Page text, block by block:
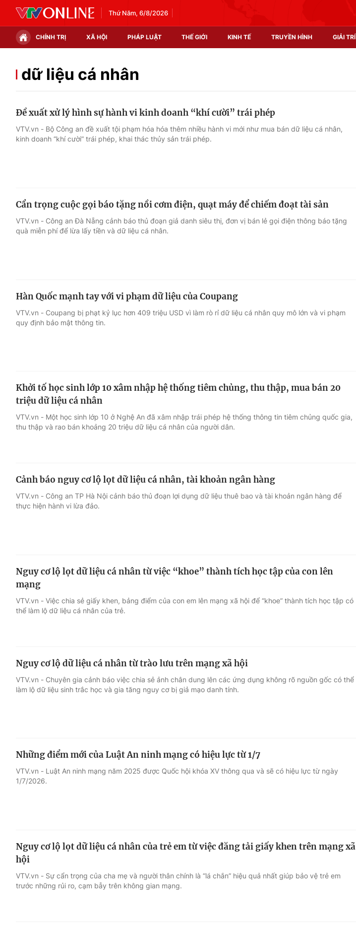
Thứ Năm, 6/8/2026
CHÍNH TRỊ XÃ HỘI PHÁP LUẬT THẾ GIỚI KINH TẾ TRUYỀN HÌNH GIẢI TRÍ
Chính trị
Thế giới đó đây
Thị trường
Giải sao mai
Điện ảnh
Âm nhạc
Sao
Du lịch
Làm đẹp
Học trực tuyến
dữ liệu cá nhân
Đề xuất xử lý hình sự hành vi kinh doanh “khí cười” trái phép
VTV.vn - Bộ Công an đề xuất tội phạm hóa hóa thêm nhiều hành vi mới như mua bán dữ liệu cá nhân,
kinh doanh “khí cười” trái phép, khai thác thủy sản trái phép.
Cẩn trọng cuộc gọi báo tặng nồi cơm điện, quạt máy để chiếm đoạt tài sản
VTV.vn - Công an Đà Nẵng cảnh báo thủ đoạn giả danh siêu thị, đơn vị bán lẻ gọi điện thông báo tặng
quà miễn phí để lừa lấy tiền và dữ liệu cá nhân.
Hàn Quốc mạnh tay với vi phạm dữ liệu của Coupang
VTV.vn - Coupang bị phạt kỷ lục hơn 409 triệu USD vì làm rò rỉ dữ liệu cá nhân quy mô lớn và vi phạm
quy định bảo mật thông tin.
Khởi tố học sinh lớp 10 xâm nhập hệ thống tiêm chủng, thu thập, mua bán 20
triệu dữ liệu cá nhân
VTV.vn - Một học sinh lớp 10 ở Nghệ An đã xâm nhập trái phép hệ thống thông tin tiêm chủng quốc gia,
thu thập và rao bán khoảng 20 triệu dữ liệu cá nhân của người dân.
Cảnh báo nguy cơ lộ lọt dữ liệu cá nhân, tài khoản ngân hàng
VTV.vn - Công an TP Hà Nội cảnh báo thủ đoạn lợi dụng dữ liệu thuê bao và tài khoản ngân hàng để
thực hiện hành vi lừa đảo.
Nguy cơ lộ lọt dữ liệu cá nhân từ việc “khoe” thành tích học tập của con lên
mạng
VTV.vn - Việc chia sẻ giấy khen, bảng điểm của con em lên mạng xã hội để “khoe” thành tích học tập có
thể làm lộ dữ liệu cá nhân của trẻ.
Nguy cơ lộ dữ liệu cá nhân từ trào lưu trên mạng xã hội
VTV.vn - Chuyên gia cảnh báo việc chia sẻ ảnh chân dung lên các ứng dụng không rõ nguồn gốc có thể
làm lộ dữ liệu sinh trắc học và gia tăng nguy cơ bị giả mạo danh tính.
Những điểm mới của Luật An ninh mạng có hiệu lực từ 1/7
VTV.vn - Luật An ninh mạng năm 2025 được Quốc hội khóa XV thông qua và sẽ có hiệu lực từ ngày
1/7/2026.
Nguy cơ lộ lọt dữ liệu cá nhân của trẻ em từ việc đăng tải giấy khen trên mạng xã
hội
VTV.vn - Sự cẩn trọng của cha mẹ và người thân chính là “lá chắn” hiệu quả nhất giúp bảo vệ trẻ em
trước những rủi ro, cạm bẫy trên không gian mạng.